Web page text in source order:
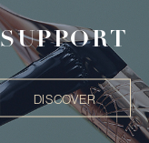
SUPPORT
DISCOVER